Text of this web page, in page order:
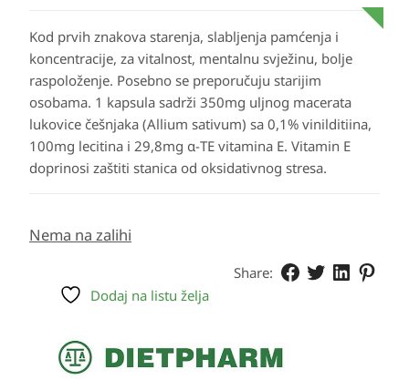
Kod prvih znakova starenja, slabljenja pamćenja i
koncentracije, za vitalnost, mentalnu svježinu, bolje
raspoloženje. Posebno se preporučuju starijim
osobama. 1 kapsula sadrži 350mg uljnog macerata
lukovice češnjaka (Allium sativum) sa 0,1% vinilditiina,
100mg lecitina i 29,8mg α-TE vitamina E. Vitamin E
doprinosi zaštiti stanica od oksidativnog stresa.
Nema na zalihi
Share:
Dodaj na listu želja